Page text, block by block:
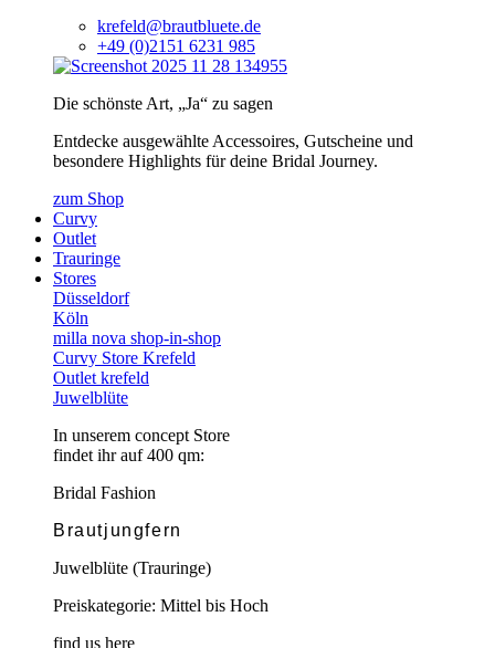
krefeld@brautbluete.de
+49 (0)2151 6231 985
Die schönste Art, „Ja“ zu sagen
Entdecke ausgewählte Accessoires, Gutscheine und
besondere Highlights für deine Bridal Journey.
zum Shop
Curvy
Outlet
Trauringe
Stores
Düsseldorf
Köln
milla nova shop-in-shop
Curvy Store Krefeld
Outlet krefeld
Juwelblüte
In unserem concept Store
findet ihr auf 400 qm:
Bridal Fashion
Brautjungfern
Juwelblüte (Trauringe)
Preiskategorie: Mittel bis Hoch
find us here